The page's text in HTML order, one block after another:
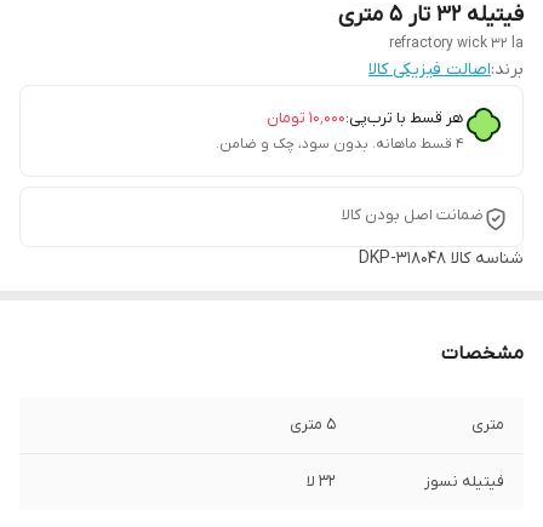
فیتیله ۳۲ تار ۵ متری
refractory wick 32 la
برند:اصالت فیزیکی کالا
هر قسط با ترب‌پی:۱۰٬۰۰۰ تومان
۴ قسط ماهانه. بدون سود، چک و ضامن.
ضمانت اصل بودن کالا
شناسه کالا DKP-318048
مشخصات
متری ۵ متری
فیتیله نسوز ۳۲ لا